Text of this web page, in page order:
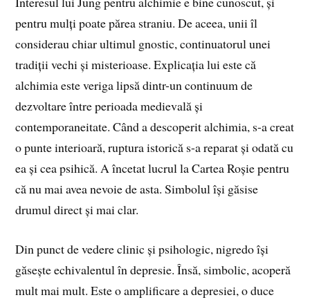
pentru mulți poate părea straniu. De aceea, unii îl
considerau chiar ultimul gnostic, continuatorul unei
tradiții vechi și misterioase. Explicația lui este că
alchimia este veriga lipsă dintr-un continuum de
dezvoltare între perioada medievală și
contemporaneitate. Când a descoperit alchimia, s-a creat
o punte interioară, ruptura istorică s-a reparat și odată cu
ea și cea psihică. A încetat lucrul la Cartea Roșie pentru
că nu mai avea nevoie de asta. Simbolul își găsise
drumul direct și mai clar.
Din punct de vedere clinic și psihologic, nigredo își
găsește echivalentul în depresie. Însă, simbolic, acoperă
mult mai mult. Este o amplificare a depresiei, o duce